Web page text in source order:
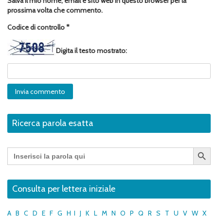
prossima volta che commento.
Codice di controllo*
Digita il testo mostrato:
Ricerca parola esatta
Search
for:
Search Button
Consulta per lettera iniziale
A B C D E F G H I J K L M N O P Q R S T U V W X